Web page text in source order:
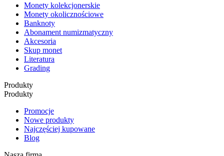
Monety kolekcjonerskie
Monety okolicznościowe
Banknoty
Abonament numizmatyczny
Akcesoria
Skup monet
Literatura
Grading
Produkty
Produkty
Promocje
Nowe produkty
Najczęściej kupowane
Blog